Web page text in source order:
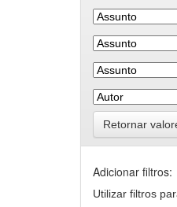
Retornar
Adicionar filtros:
Utilizar filtros